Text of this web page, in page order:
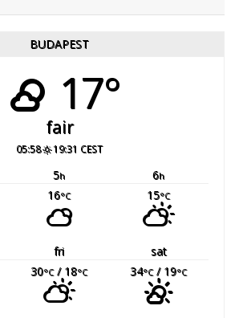
BUDAPEST
17°
fair
05:58 19:31 CEST
5h 6h
16°C 15°C
fri
sat
30°C/ 18°C 34°C/ 19°C